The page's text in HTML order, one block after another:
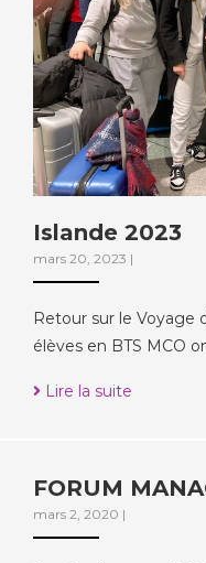
Islande 2023
mars 20, 2023 |
Retour sur le Voyage
élèves en BTS MCO
Lire la suite
FORUM
mars 2, 2020 |